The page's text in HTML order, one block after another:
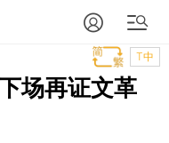
T中
场再证文革